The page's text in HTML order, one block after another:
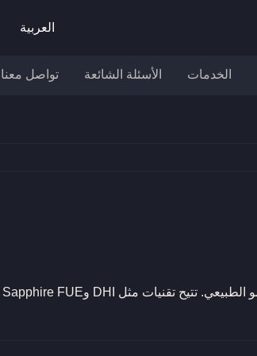
العربية
الخدمات الأسئلة الشائعة تواصل معنا